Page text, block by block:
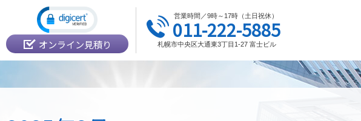
オンライン見積り
営業時間／9時～17時（土日祝休）
011-222-5885
札幌市中央区大通東3丁目1-27 富士ビル